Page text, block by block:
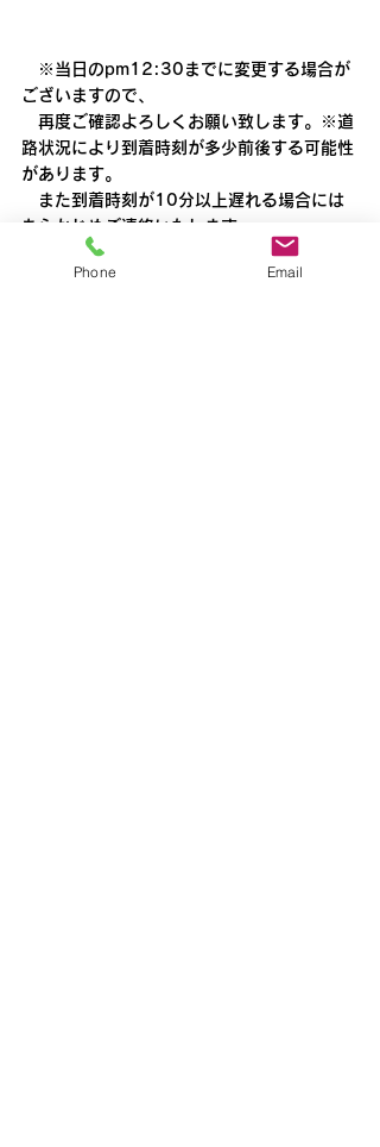
※当日のpm12:30までに変更する場合が
ございますので、
再度ご確認よろしくお願い致します。※道
路状況により到着時刻が多少前後する可能性
があります。
また到着時刻が10分以上遅れる場合には
あらかじめご連絡いたします。
Phone Email